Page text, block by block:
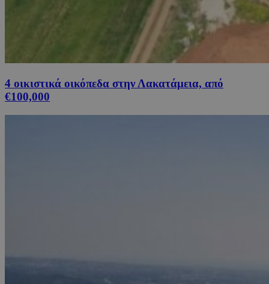
4 οικιστικά οικόπεδα στην Λακατάμεια, από
€100,000